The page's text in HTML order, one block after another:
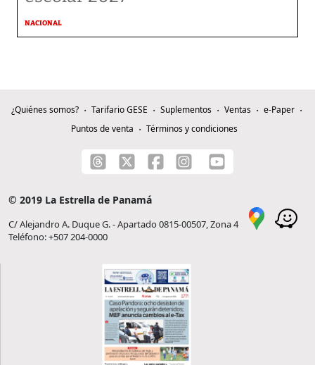
NACIONAL
¿Quiénes somos? Tarifario GESE Suplementos Ventas
e-Paper
Puntos de venta
Términos y condiciones
© 2019 La Estrella de Panamá
C/ Alejandro A. Duque G. - Apartado 0815-00507, Zona 4
Teléfono: +507 204-0000